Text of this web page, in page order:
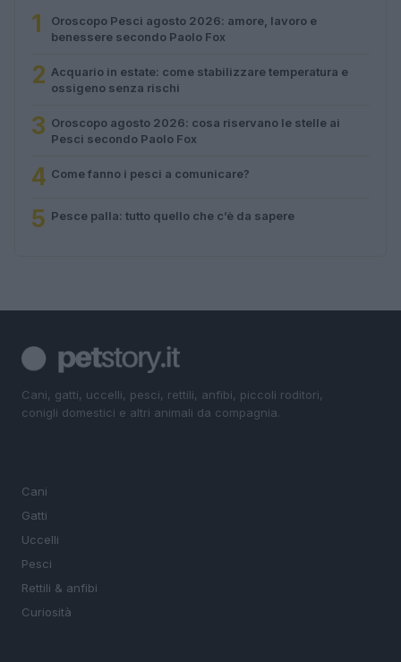
1
Oroscopo Pesci agosto 2026: amore, lavoro e
benessere secondo Paolo Fox
2 Acquario in estate: come stabilizzare temperatura e
ossigeno senza rischi
3 Oroscopo agosto 2026: cosa riservano le stelle ai
Pesci secondo Paolo Fox
4 Come fanno i pesci a comunicare?
5 Pesce palla: tutto quello che c’è da sapere
Cani, gatti, uccelli, pesci, rettili, anfibi, piccoli roditori,
conigli domestici e altri animali da compagnia.
Cani
Gatti
Uccelli
Pesci
Rettili & anfibi
Curiosità